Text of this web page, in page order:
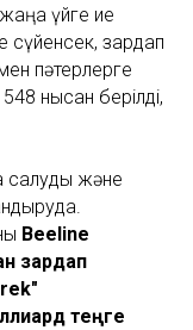
үйге ие
сүйенсек, зардап
пәтерлерге
нысан берілді,
салуды және
Beeline
зардап
теңге